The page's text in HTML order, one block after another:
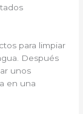
para limpiar
Después
unos
en una